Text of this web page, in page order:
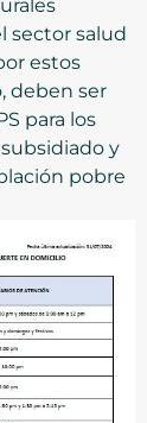
sector salud
estos
deben ser
para los
y
pobre